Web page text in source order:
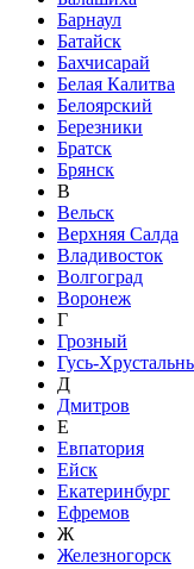
Барнаул
Батайск
Бахчисарай
Белая Калитва
Белоярский
Березники
Братск
Брянск
В
Вельск
Верхняя Салда
Владивосток
Волгоград
Воронеж
Г
Грозный
Гусь-
Д
Дмитров
Е
Евпатория
Ейск
Екатеринбург
Ефремов
Ж
Железногорск